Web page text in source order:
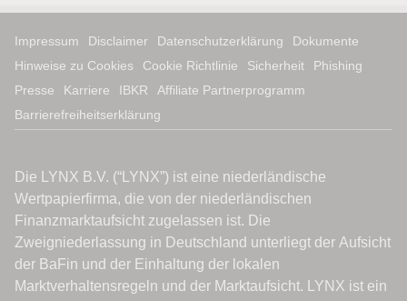
Impressum Disclaimer Datenschutzerklärung
Dokumente
Hinweise zu Cookies
Cookie Richtlinie Sicherheit
Phishing
Presse
Karriere IBKR
Affiliate Partnerprogramm
Barrierefreiheitserklärung